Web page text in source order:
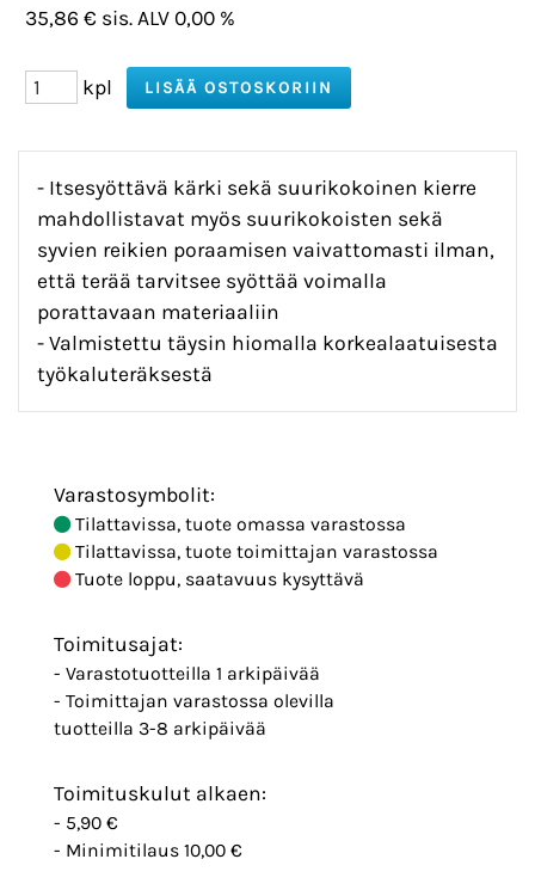
35,86 € sis. ALV 0,00 %
kpl
- Itsesyöttävä kärki sekä suurikokoinen kierre
mahdollistavat myös suurikokoisten sekä
syvien reikien poraamisen vaivattomasti ilman,
että terää tarvitsee syöttää voimalla
porattavaan materiaaliin
- Valmistettu täysin hiomalla korkealaatuisesta
työkaluteräksestä
Varastosymbolit:
Tilattavissa, tuote omassa varastossa
Tilattavissa, tuote toimittajan varastossa
Tuote loppu, saatavuus kysyttävä
Toimitusajat:
- Varastotuotteilla 1 arkipäivää
- Toimittajan varastossa olevilla
tuotteilla 3-8 arkipäivää
Toimituskulut alkaen:
- 5,90 €
- Minimitilaus 10,00 €